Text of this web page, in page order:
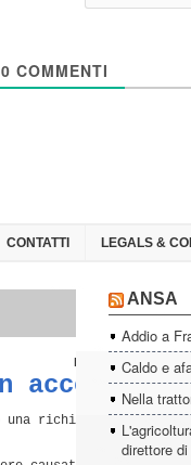
0 COMMENTI
CONTATTI LEGALS &
ANSA
Addio a
Caldo e
Nella
direttore